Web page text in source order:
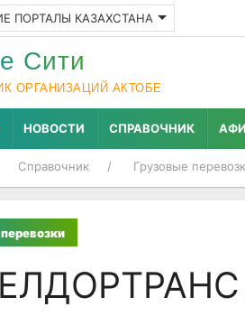
ПОРТАЛЫ КАЗАХСТАНА
Cити
ОРГАНИЗАЦИЙ АКТОБЕ
НОВОСТИ СПРАВОЧНИК
Справочник Грузовые